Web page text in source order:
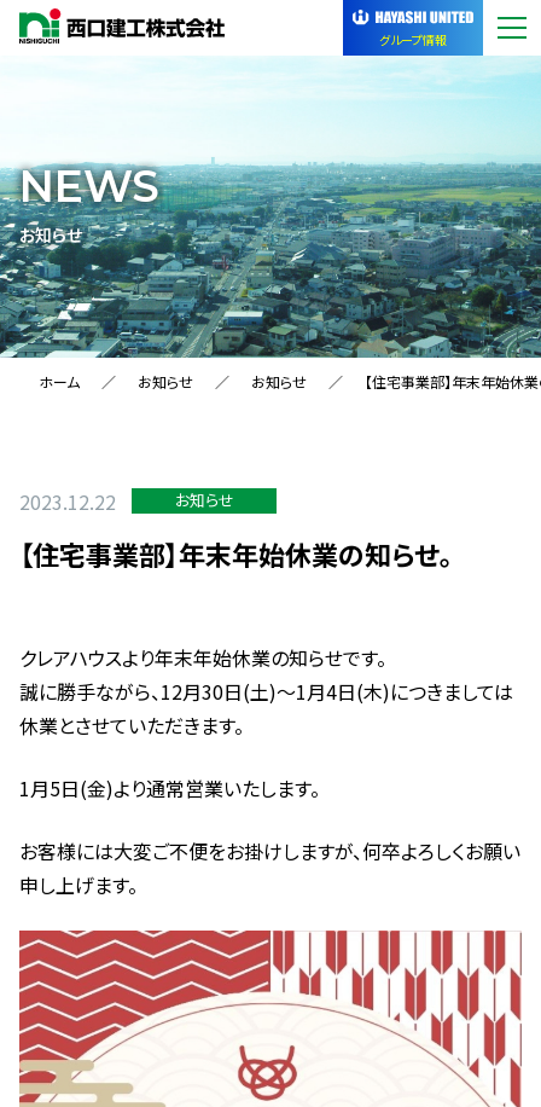
グループ情報
NEWS
お知らせ
ホーム お知らせ お知らせ 【住宅事業部】年末年始休業
2023.12.22 お知らせ
【住宅事業部】年末年始休業の知らせ。
クレアハウスより年末年始休業の知らせです。
誠に勝手ながら、12月30日(土)～1月4日(木)につきましては
休業とさせていただきます。
1月5日(金)より通常営業いたします。
お客様には大変ご不便をお掛けしますが、何卒よろしくお願い
申し上げます。